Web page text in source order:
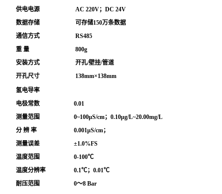
供电电源
AC 220V；DC 24V
数据存储
可存储150万条数据
通信方式
RS485
重 量
800g
安装方式
开孔/壁挂/管道
开孔尺寸
138mm×138mm
氢电导率
电极常数
0.01
测量范围
0~100μS/cm；0.10μg/L~20.00mg/L
分 辨 率
0.001μS/cm；
测量误差
±1.0%FS
温度范围
0-100℃
温度分辨率
0.1℃；0.01℃
耐压范围
0～8 Bar